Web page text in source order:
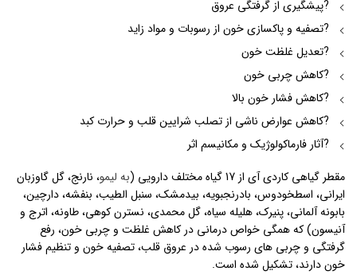
?پیشگیری از گرفتگی عروق
?تصفیه و پاکسازی خون از رسوبات و مواد زاید
?تعدیل غلظت خون
?کاهش چربی خون
?کاهش فشار خون بالا
?کاهش عوارض ناشی از تصلب شرایین قلب و حرارت کبد
?آثار فارماکولوژیک و مکانیسم اثر
مقطر گیاهی کاردی آی از 17 گیاه مختلف دارویی (
به لیمو، نارنج، گل گاوزبان
ایرانی، اسطخودوس، بادرنجبویه، بیدمشک، سنبل الطیب، بنفشه، دارچین،
بابونه آلمانی، پنیرک، هلیله سیاه، گل محمدی، نسترن کوهی، طاونه، اترج و
آنیسون) که همگی خواص درمانی در کاهش غلظت و چربی خون، رفع
گرفتگی و چربی های رسوب شده در عروق قلب، تصفیه خون و تنظیم فشار
خون دارند، تشکیل شده است.